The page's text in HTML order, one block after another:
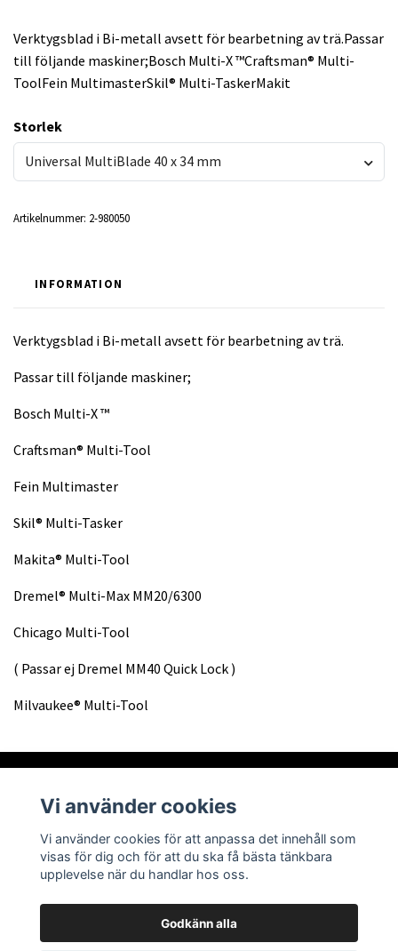
Verktygsblad i Bi-metall avsett för bearbetning av trä.Passar
till följande maskiner;Bosch Multi-X ™Craftsman® Multi-
ToolFein MultimasterSkil® Multi-TaskerMakit
Storlek
Universal MultiBlade 40 x 34 mm
Artikelnummer: 2-980050
INFORMATION
Verktygsblad i Bi-metall avsett för bearbetning av trä.
Passar till följande maskiner;
Bosch Multi-X ™
Craftsman® Multi-Tool
Fein Multimaster
Skil® Multi-Tasker
Makita® Multi-Tool
Dremel® Multi-Max MM20/6300
Chicago Multi-Tool
( Passar ej Dremel MM40 Quick Lock )
Milvaukee® Multi-Tool
Om oss
Läs mer
Vi använder cookies
Vi använder cookies för att anpassa det innehåll som
visas för dig och för att du ska få bästa tänkbara
upplevelse när du handlar hos oss.
Godkänn alla